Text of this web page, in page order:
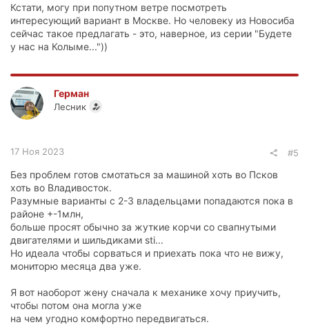
Кстати, могу при попутном ветре посмотреть
интересующий вариант в Москве. Но человеку из Новосиба
сейчас такое предлагать - это, наверное, из серии "Будете
у нас на Колыме..."))
Герман
Лесник
17 Ноя 2023 #5
Без проблем готов смотаться за машиной хоть во Псков
хоть во Владивосток.
Разумные варианты с 2-3 владельцами попадаются пока в
районе +-1млн,
больше просят обычно за жуткие корчи со свапнутыми
двигателями и шильдиками sti...
Но идеала чтобы сорваться и приехать пока что не вижу,
мониторю месяца два уже.
Я вот наоборот жену сначала к механике хочу приучить,
чтобы потом она могла уже
на чем угодно комфортно передвигаться.